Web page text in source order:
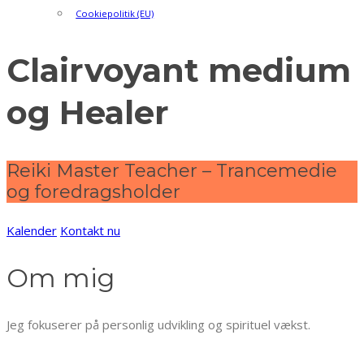
Cookiepolitik (EU)
Clairvoyant medium
og Healer
Reiki Master Teacher – Trancemedie
og foredragsholder
Kalender Kontakt nu
Om mig
Jeg fokuserer på personlig udvikling og spirituel vækst.